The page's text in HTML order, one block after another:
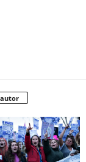
autor